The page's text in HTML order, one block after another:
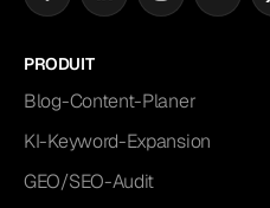
PRODUIT
Blog-Content-Planer
KI-Keyword-Expansion
GEO/SEO-Audit